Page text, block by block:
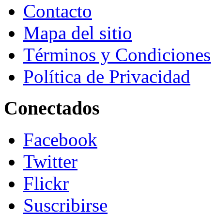
Contacto
Mapa del sitio
Términos y Condiciones
Política de Privacidad
Conectados
Facebook
Twitter
Flickr
Suscribirse